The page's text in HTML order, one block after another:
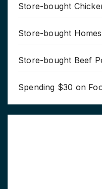
Store-bought
Store-bought
Store-bought Beef
Spending $30 on